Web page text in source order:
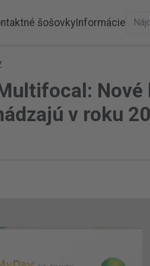
šošovkyInformácie
v roku